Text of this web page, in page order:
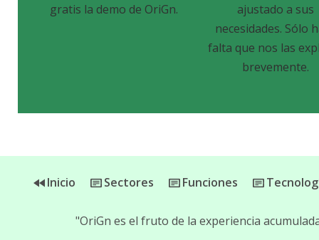
gratis la demo de OriGn.
ajustado a sus
necesidades. Sólo
falta que nos las
brevemente.
Inicio Sectores Funciones
"OriGn es el fruto de la experiencia